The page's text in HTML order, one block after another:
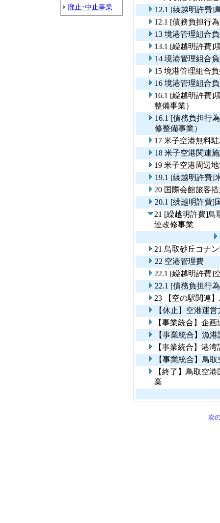
廃止･中止事業
12.1 [繰越明許費]
12.1 [債務負担行
13 境港管理組合
13.1 [繰越明許費]
14 境港管理組合
15 境港管理組合
16 境港管理組合
16.1 [繰越明許費]
整備事業）
16.1 [債務負担行
修整備事業）
17 米子空港無料
18 米子空港関連
19 米子空港周辺
19.1 [繰越明許費]
20 国際会館旅客
20.1 [繰越明許費]
21 [繰越明許費]鳥
連改修事業
21 鳥取砂丘コナ
22 空港管理費
22.1 [繰越明許費]
22.1 [債務負担行
23 【空の駅関連
【休止】空港運
【事業統合】企
【事業統合】漁
【事業統合】港
【事業統合】鳥
【終了】鳥取空
業
次